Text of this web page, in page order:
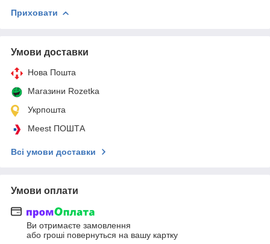
Приховати
Умови доставки
Нова Пошта
Магазини Rozetka
Укрпошта
Meest ПОШТА
Всі умови доставки
Умови оплати
Ви отримаєте замовлення
або гроші повернуться на вашу картку